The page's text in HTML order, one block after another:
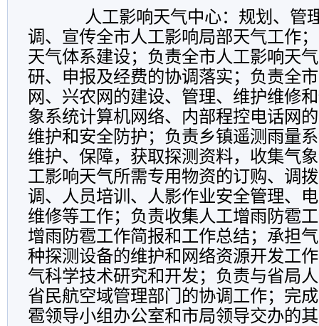
人工影响天气中心：规划、管
调、宣传全市人工影响局部天气工作
天气体系建设；负责全市人工影响天
研、申报及经费的协调落实；负责全
网、兴农网的建设、管理、维护维修
象系统计算机网络、内部程控电话网
维护和安全防护；负责乡镇遥测雨量
维护、保障，获取探测资料，收集气
工影响天气所需专用物资的订购、调
调、人员培训、人影作业安全管理、
维修等工作；负责收集人工增雨防雹
增雨防雹工作简报和工作总结；承担
种探测设备的维护和网络资源开发工
气科学技术研究和开发；负责与省局
省民航空域管理部门的协调工作；完
雹领导小组办公室和市局领导交办的